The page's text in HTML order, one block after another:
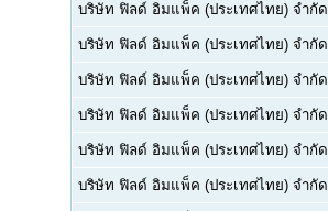
บริษัท ฟิลด์ อิมแพ็ค (ประเทศไทย) จำกัด
บริษัท ฟิลด์ อิมแพ็ค (ประเทศไทย) จำกัด
บริษัท ฟิลด์ อิมแพ็ค (ประเทศไทย) จำกัด
บริษัท ฟิลด์ อิมแพ็ค (ประเทศไทย) จำกัด
บริษัท ฟิลด์ อิมแพ็ค (ประเทศไทย) จำกัด
บริษัท ฟิลด์ อิมแพ็ค (ประเทศไทย) จำกัด